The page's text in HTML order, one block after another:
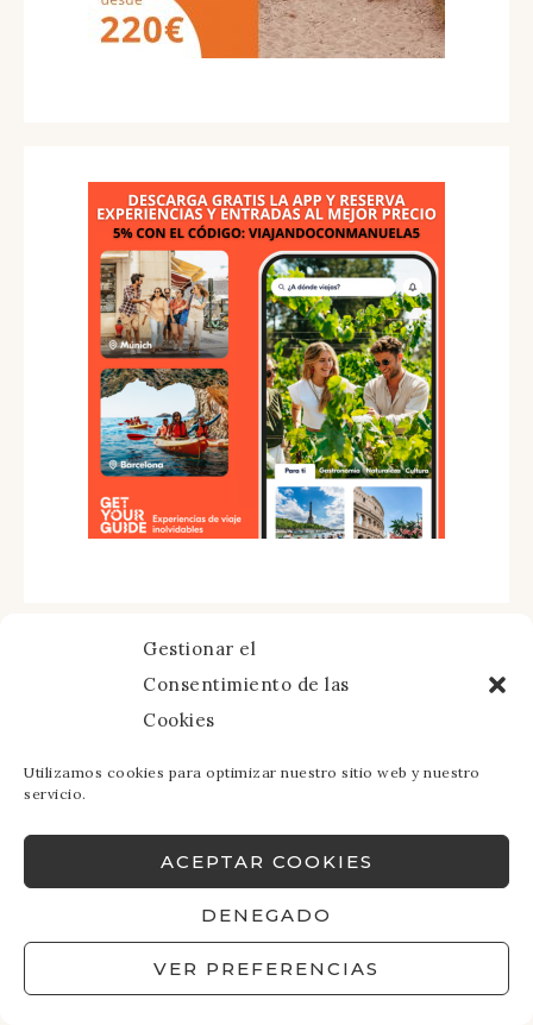
Gestionar el
Consentimiento de las
Cookies
Utilizamos cookies para optimizar nuestro sitio web y nuestro
servicio.
ACEPTAR COOKIES
DENEGADO
VER PREFERENCIAS